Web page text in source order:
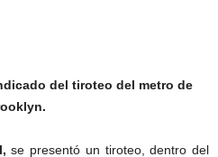
del tiroteo del metro de
se presentó un tiroteo, dentro del